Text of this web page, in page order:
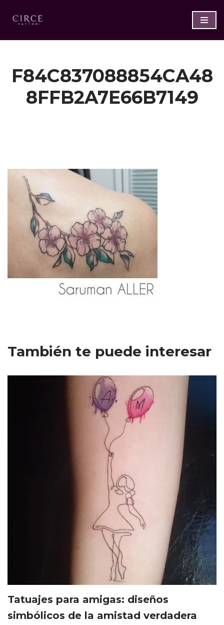
Saltar
al
F84C837088854CA48
8FFB2A7E66B7149
También te puede interesar
Tatuajes para amigas: diseños
simbólicos de la amistad verdadera